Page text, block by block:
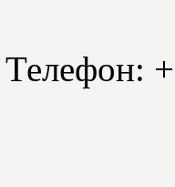
Телефон: